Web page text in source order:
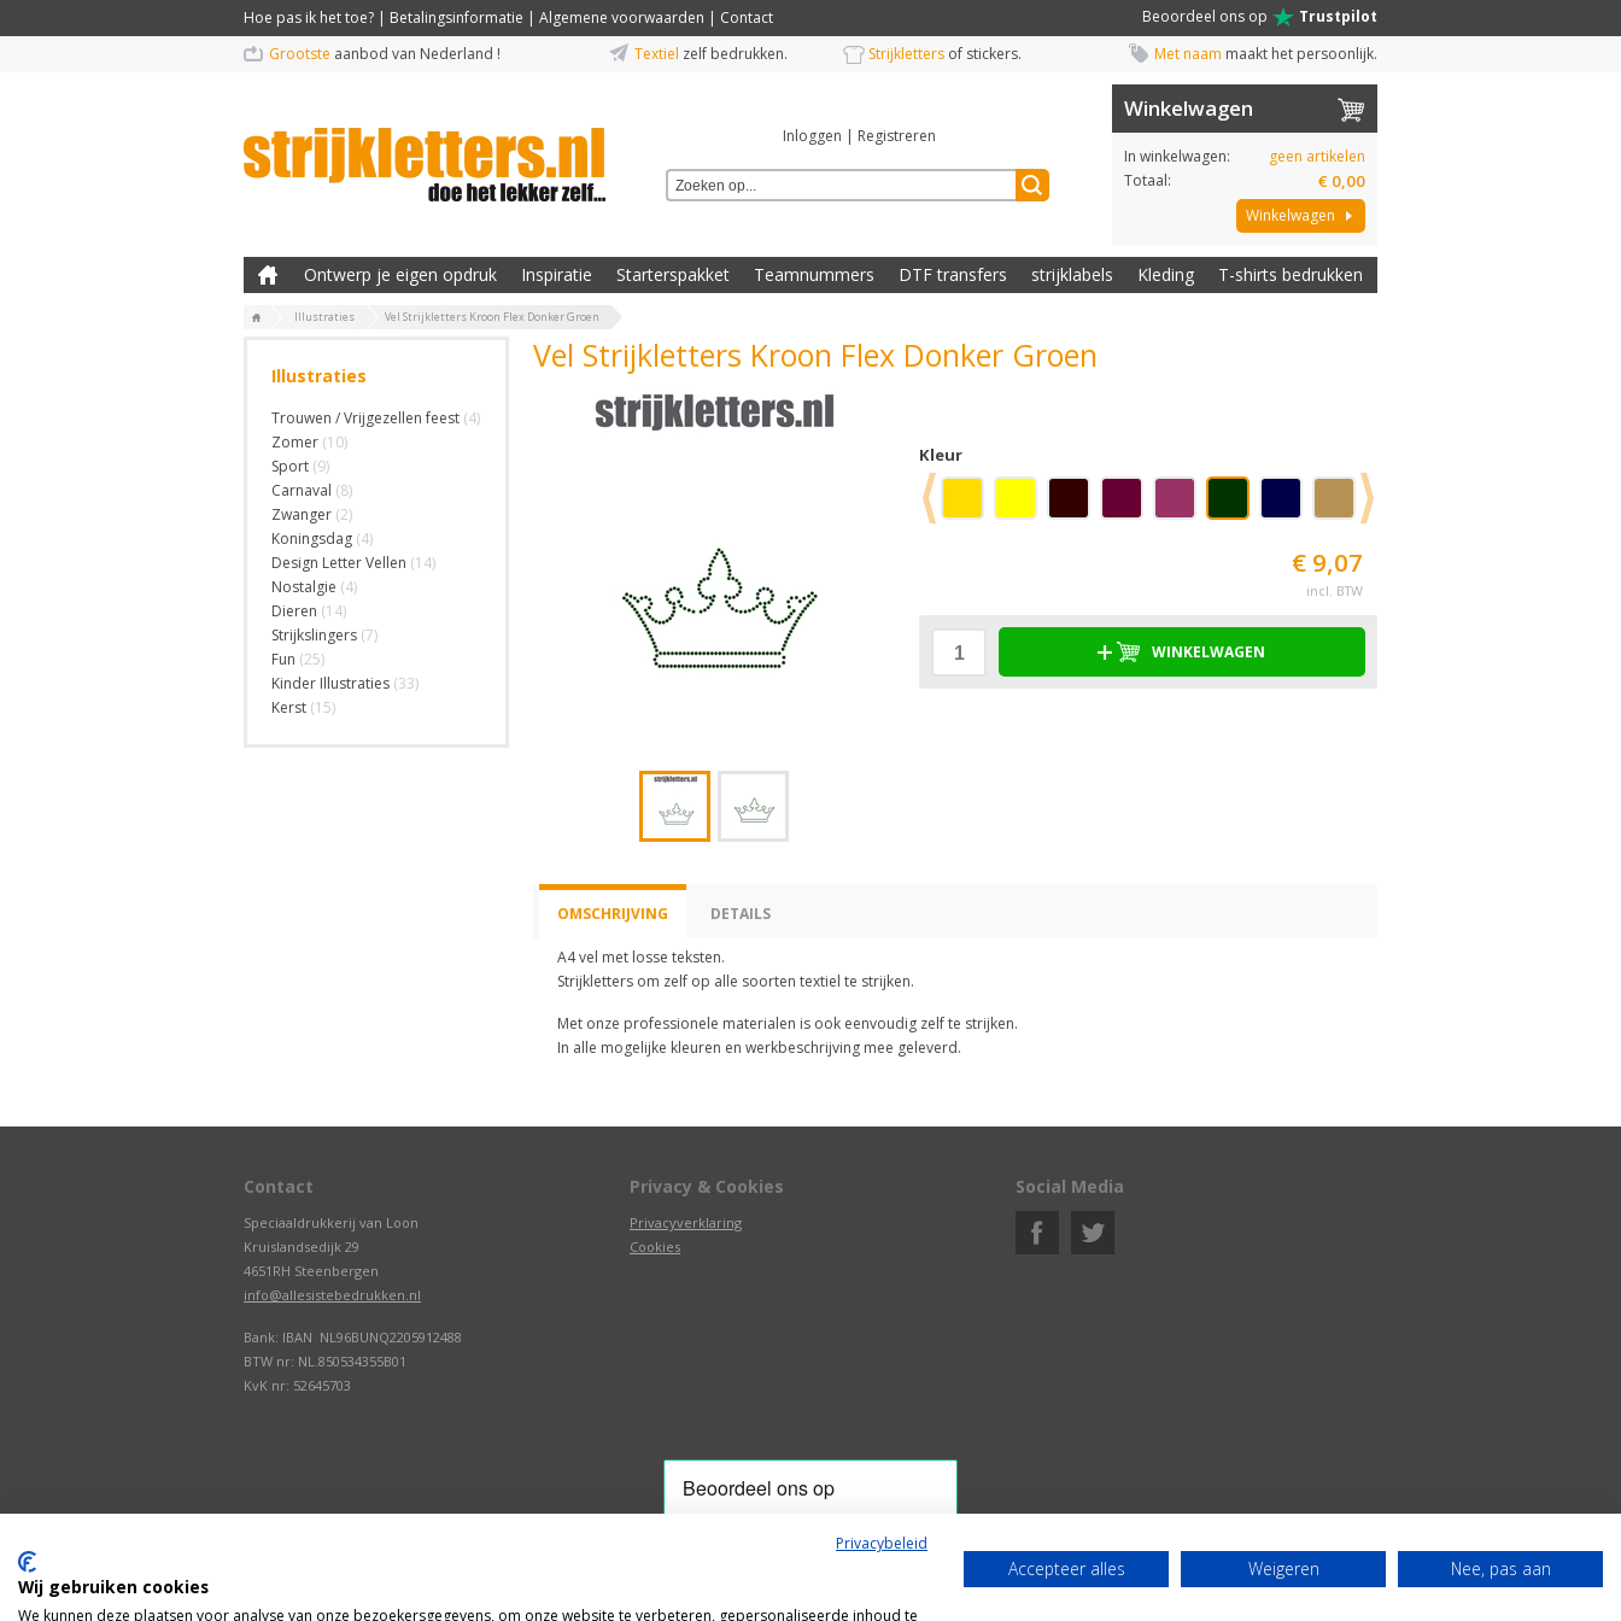
Hoe pas ik het toe? | Betalingsinformatie | Algemene voorwaarden | Contact Beoordeel ons op
Trustpilot
Grootste aanbod van Nederland ! Textiel zelf bedrukken. Strijkletters of stickers. Met naam maakt het persoonlijk.
Inloggen | Registreren
Winkelwagen
In winkelwagen:
geen artikelen
Totaal:
€ 0,00
Winkelwagen
Ontwerp je eigen opdruk Inspiratie Starterspakket Teamnummers DTF transfers strijklabels Kleding T-shirts bedrukken
Illustraties Vel Strijkletters Kroon Flex Donker Groen
Illustraties
Trouwen / Vrijgezellen feest (4)
Zomer (10)
Sport (9)
Carnaval (8)
Zwanger (2)
Koningsdag (4)
Design Letter Vellen (14)
Nostalgie (4)
Dieren (14)
Strijkslingers (7)
Fun (25)
Kinder Illustraties (33)
Kerst (15)
Vel Strijkletters Kroon Flex Donker Groen
Kleur
€ 9,07
incl. BTW
WINKELWAGEN
OMSCHRIJVING DETAILS
A4 vel met losse teksten.
Strijkletters om zelf op alle soorten textiel te strijken.
Met onze professionele materialen is ook eenvoudig zelf te strijken.
In alle mogelijke kleuren en werkbeschrijving mee geleverd.
Contact
Speciaaldrukkerij van Loon
Kruislandsedijk 29
4651RH Steenbergen
info@allesistebedrukken.nl
Bank: IBAN NL96BUNQ2205912488
BTW nr: NL.850534355B01
KvK nr: 52645703
Privacy & Cookies
Privacyverklaring
Cookies
Social Media
Privacybeleid
Wij gebruiken cookies
We kunnen deze plaatsen voor analyse van onze bezoekersgegevens, om onze website te verbeteren, gepersonaliseerde inhoud te
Accepteer alles Weigeren Nee, pas aan